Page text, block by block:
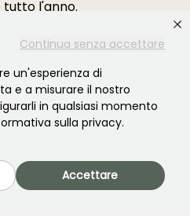
Continua senza accettare
un'esperienza di
e a misurare il nostro
in qualsiasi momento
sulla privacy.
Accettare
tutto l'anno.
→
- si applicano l'